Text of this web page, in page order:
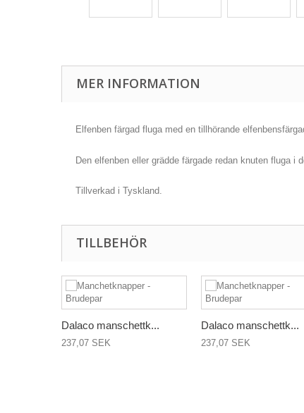
MER INFORMATION
Elfenben färgad fluga med en tillhörande
Den elfenben eller grädde färgade redan knuten fluga i
Tillverkad i Tyskland.
TILLBEHÖR
Dalaco manschettk...
237,07 SEK
Dalaco manschettk...
237,07 SEK